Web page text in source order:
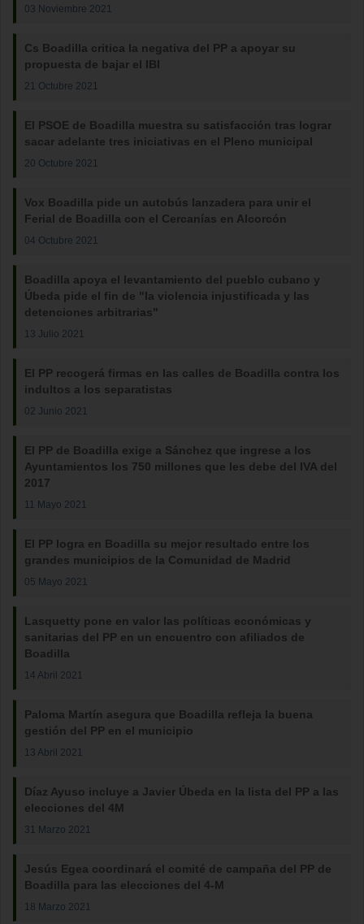
03 Noviembre 2021
Cs Boadilla critica la negativa del PP a apoyar su
propuesta de bajar el IBI
21 Octubre 2021
El PSOE de Boadilla muestra su satisfacción tras lograr
sacar adelante tres iniciativas en el Pleno municipal
20 Octubre 2021
Vox Boadilla pide un autobús lanzadera para unir el
Ferial de Boadilla con el Cercanías en Alcorcón
04 Octubre 2021
Boadilla apoya el levantamiento del pueblo cubano y
Úbeda pide el fin de "la violencia injustificada y las
detenciones arbitrarias"
13 Julio 2021
El PP recogerá firmas en las calles de Boadilla contra los
indultos a los separatistas
02 Junio 2021
El PP de Boadilla exige a Sánchez que ingrese a los
Ayuntamientos los 750 millones que les debe del IVA del
2017
11 Mayo 2021
El PP logra en Boadilla su mejor resultado entre los
grandes municipios de la Comunidad de Madrid
05 Mayo 2021
Lasquetty pone en valor las políticas económicas y
sanitarias del PP en un encuentro con afiliados de
Boadilla
14 Abril 2021
Paloma Martín asegura que Boadilla refleja la buena
gestión del PP en el municipio
13 Abril 2021
Díaz Ayuso incluye a Javier Úbeda en la lista del PP a las
elecciones del 4M
31 Marzo 2021
Jesús Egea coordinará el comité de campaña del PP de
Boadilla para las elecciones del 4-M
18 Marzo 2021